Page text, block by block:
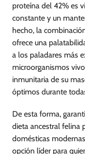
proteína del 42% es
constante y un
hecho, la
ofrece una
a los paladares más
microorganismos
inmunitaria de su
óptimos durante
De esta forma,
dieta ancestral felina
domésticas
opción líder para